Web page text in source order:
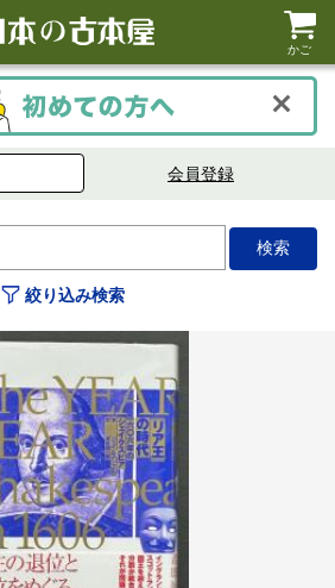
かご
会員登録
絞り込み検索